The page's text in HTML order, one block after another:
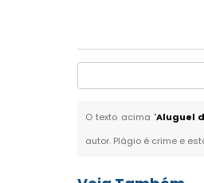
O texto acima "Aluguel
autor. Plágio é crime e